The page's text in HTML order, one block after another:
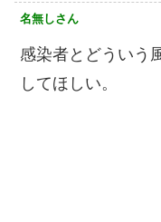
名無しさん
感染者とどういう
してほしい。